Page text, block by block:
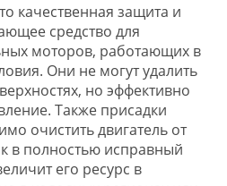
качественная защита и
средство для
моторов, работающих в
Они не могут удалить
но эффективно
Также присадки
очистить двигатель от
в полностью исправный
его ресурс в